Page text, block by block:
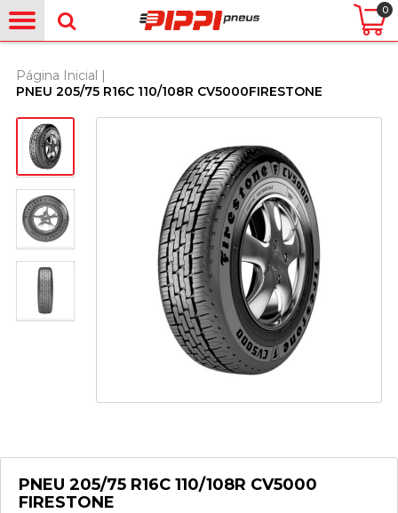
0
Página Inicial |
ㅤPNEU 205/75 R16C 110/108R CV5000ㅤFIRESTONE
ㅤPNEU 205/75 R16C 110/108R CV5000ㅤ
FIRESTONE